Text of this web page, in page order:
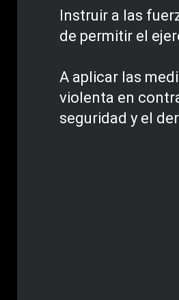
Instruir a las
de permitir el
A aplicar las
violenta en
seguridad y el